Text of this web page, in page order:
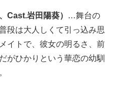
Cast.岩田陽葵）
…舞台の
段は大人しくて引っ込み思
イトで、彼女の明るさ、前
がひかりという華恋の幼馴